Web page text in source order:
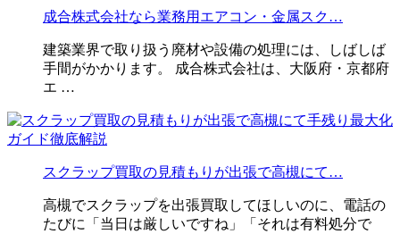
成合株式会社なら業務用エアコン・金属スク…
建築業界で取り扱う廃材や設備の処理には、しばしば
手間がかかります。 成合株式会社は、大阪府・京都府
エ …
スクラップ買取の見積もりが出張で高槻にて…
高槻でスクラップを出張買取してほしいのに、電話の
たびに「当日は厳しいですね」「それは有料処分で